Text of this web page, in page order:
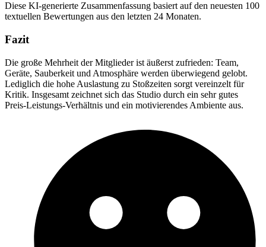
Diese KI-generierte Zusammenfassung basiert auf den neuesten 100
textuellen Bewertungen aus den letzten 24 Monaten.
Fazit
Die große Mehrheit der Mitglieder ist äußerst zufrieden: Team,
Geräte, Sauberkeit und Atmosphäre werden überwiegend gelobt.
Lediglich die hohe Auslastung zu Stoßzeiten sorgt vereinzelt für
Kritik. Insgesamt zeichnet sich das Studio durch ein sehr gutes
Preis-Leistungs-Verhältnis und ein motivierendes Ambiente aus.